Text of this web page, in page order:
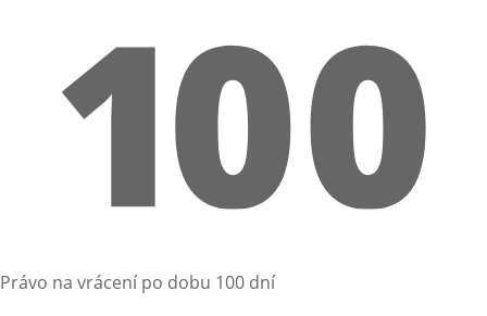
Právo na vrácení po dobu 100 dní